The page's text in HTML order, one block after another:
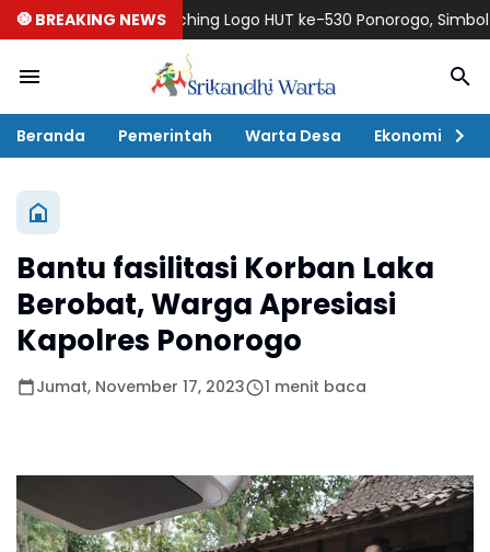
🧿 BREAKING NEWS
Launching Logo HUT ke-530 Ponorogo, Simbol
Beranda Pemerintah Warta Desa Ekonomi
Bantu fasilitasi Korban Laka
Berobat, Warga Apresiasi
Kapolres Ponorogo
Jumat, November 17, 2023 1 menit baca